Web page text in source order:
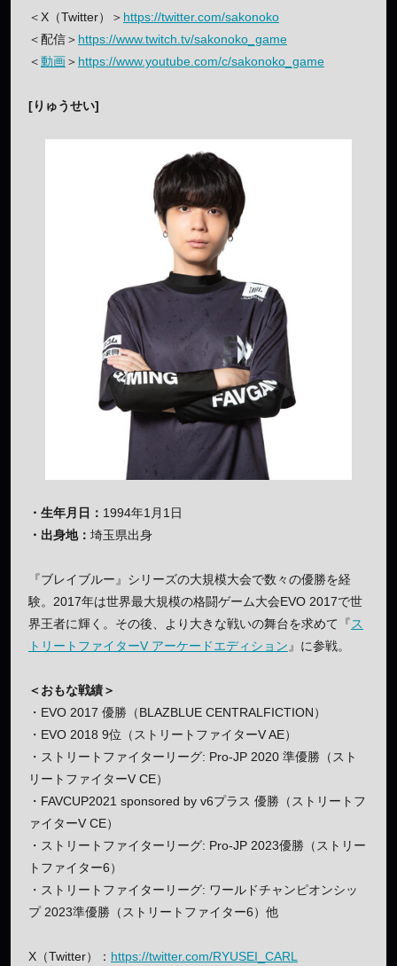
＜X（Twitter）＞ https://twitter.com/sakonoko
＜配信＞ https://www.twitch.tv/sakonoko_game
＜動画＞ https://www.youtube.com/c/sakonoko_game
[りゅうせい]
・生年月日： 1994年1月1日
・出身地： 埼玉県出身
『ブレイブルー』シリーズの大規模大会で数々の優勝を経
験。2017年は世界最大規模の格闘ゲーム大会EVO 2017で世
界王者に輝く。その後、より大きな戦いの舞台を求めて『ス
トリートファイターV アーケードエディション 』に参戦。
＜おもな戦績＞
・EVO 2017 優勝（BLAZBLUE CENTRALFICTION）
・EVO 2018 9位（ストリートファイターV AE）
・ストリートファイターリーグ: Pro-JP 2020 準優勝（スト
リートファイターV CE）
・FAVCUP2021 sponsored by v6プラス 優勝（ストリートフ
ァイターV CE）
・ストリートファイターリーグ: Pro-JP 2023優勝（ストリー
トファイター6）
・ストリートファイターリーグ: ワールドチャンピオンシッ
プ 2023準優勝（ストリートファイター6）他
X（Twitter）： https://twitter.com/RYUSEI_CARL